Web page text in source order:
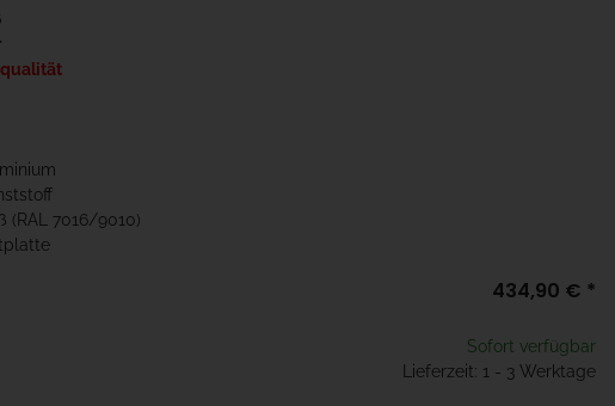
7016/9010)
434,90 € *
Sofort verfügbar
Lieferzeit: 1 - 3 Werktage